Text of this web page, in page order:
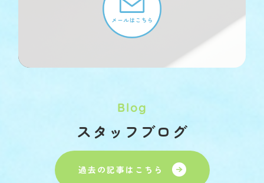
Blog
スタッフブログ
過去の記事はこちら